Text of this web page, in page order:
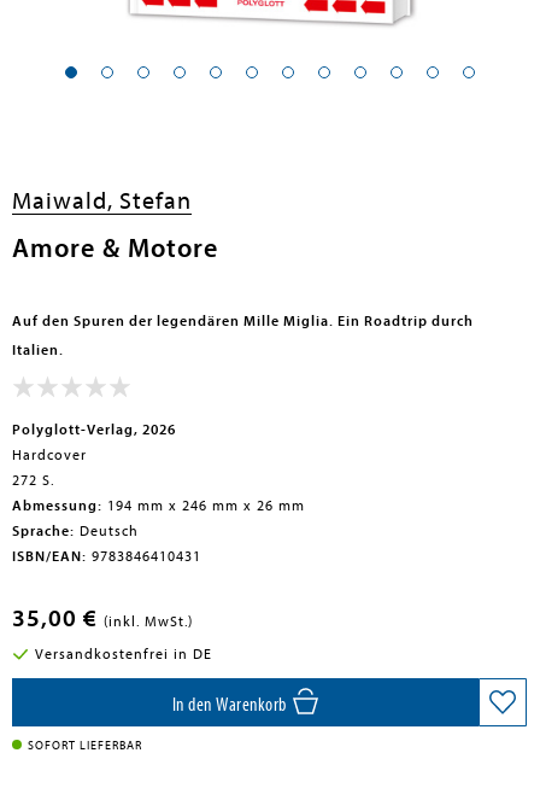
Maiwald, Stefan
Amore & Motore
Auf den Spuren der legendären Mille Miglia. Ein Roadtrip durch
Italien.
Polyglott-Verlag, 2026
Hardcover
272 S.
Abmessung: 194 mm x 246 mm x 26 mm
Sprache: Deutsch
ISBN/EAN: 9783846410431
35,00 € (inkl. MwSt.)
Versandkostenfrei in DE
In den Warenkorb
SOFORT LIEFERBAR